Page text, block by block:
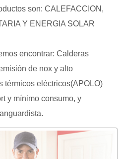
son: CALEFACCION,
Y ENERGIA SOLAR
encontrar: Calderas
de nox y alto
térmicos eléctricos(APOLO)
y mínimo consumo, y